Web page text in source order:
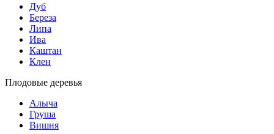
Дуб
Береза
Липа
Ива
Каштан
Клен
Плодовые деревья
Алыча
Груша
Вишня